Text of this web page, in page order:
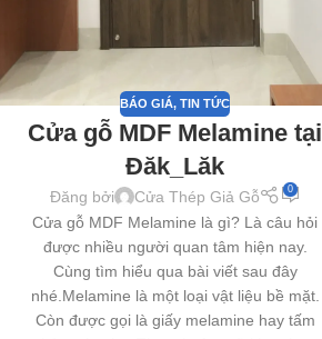
BÁO GIÁ, TIN TỨC
Cửa gỗ MDF Melamine tại
Đăk_Lăk
Đăng bởi Cửa Thép Giả Gỗ 0
Cửa gỗ MDF Melamine là gì? Là câu hỏi
được nhiều người quan tâm hiện nay.
Cùng tìm hiểu qua bài viết sau đây
nhé.Melamine là một loại vật liệu bề mặt.
Còn được gọi là giấy melamine hay tấm